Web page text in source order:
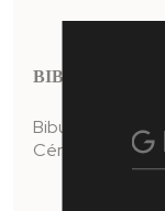
BIBUS 2
Bibus 2 portes
Céramique